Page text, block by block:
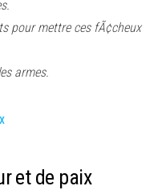
pour mettre ces fÃ¢cheux
armes.
et de paix